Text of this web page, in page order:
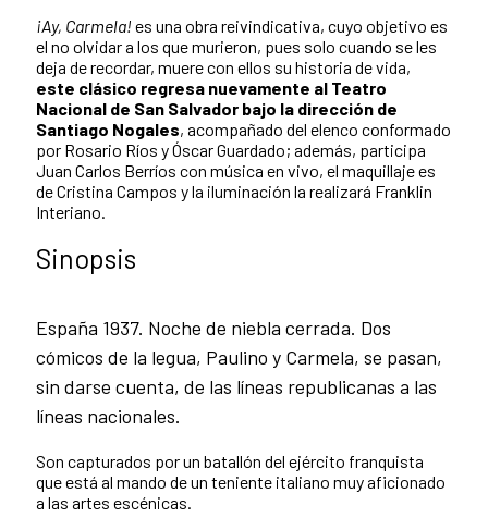
¡Ay, Carmela! es una obra reivindicativa, cuyo objetivo es
el no olvidar a los que murieron, pues solo cuando se les
deja de recordar, muere con ellos su historia de vida,
este clásico regresa nuevamente al Teatro
Nacional de San Salvador bajo la dirección de
Santiago Nogales, acompañado del elenco conformado
por Rosario Ríos y Óscar Guardado; además, participa
Juan Carlos Berríos con música en vivo, el maquillaje es
de Cristina Campos y la iluminación la realizará Franklin
Interiano.
Sinopsis
España 1937. Noche de niebla cerrada. Dos
cómicos de la legua, Paulino y Carmela, se pasan,
sin darse cuenta, de las líneas republicanas a las
líneas nacionales.
Son capturados por un batallón del ejército franquista
que está al mando de un teniente italiano muy aficionado
a las artes escénicas.